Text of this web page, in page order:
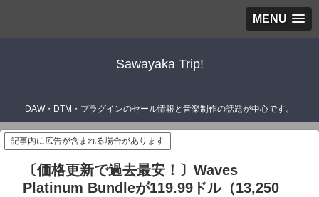
MENU
Sawayaka Trip!
DAW・DTM・プラグインのセール情報と音楽制作の話題が中心です。
記事内に広告が含まれる場合があります
〔価格更新で過去最安！〕Waves
Platinum Bundleが119.99ドル（13,250